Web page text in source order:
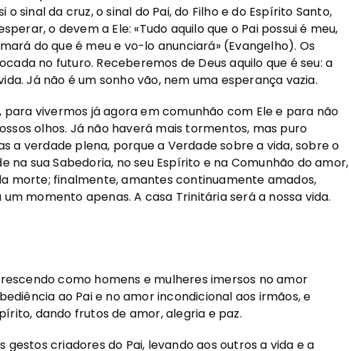
sinal da cruz, o sinal do Pai, do Filho e do Espírito Santo,
o devem a Ele: «Tudo aquilo que o Pai possui é meu,
do que é meu e vo-lo anunciará» (Evangelho). Os
no futuro. Receberemos de Deus aquilo que é seu: a
Já não é um sonho vão, nem uma esperança vazia.
vivermos já agora em comunhão com Ele e para não
olhos. Já não haverá mais tormentos, mas puro
a verdade plena, porque a Verdade sobre a vida, sobre o
na sua Sabedoria, no seu Espírito e na Comunhão do amor,
morte; finalmente, amantes continuamente amados,
momento apenas. A casa Trinitária será a nossa vida.
como homens e mulheres imersos no amor
ao Pai e no amor incondicional aos irmãos, e
dando frutos de amor, alegria e paz.
criadores do Pai, levando aos outros a vida e a